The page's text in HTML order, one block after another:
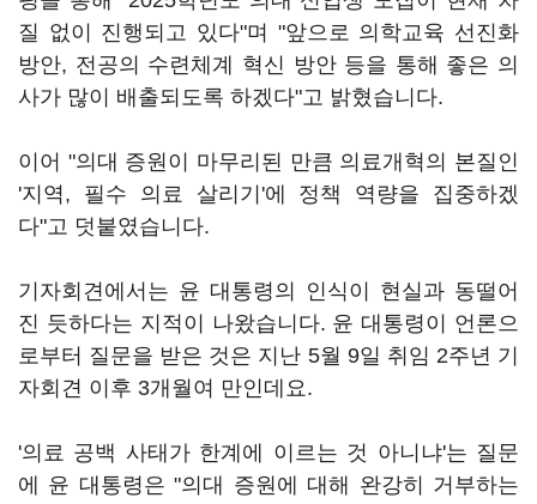
질 없이 진행되고 있다"며 "앞으로 의학교육 선진화
방안, 전공의 수련체계 혁신 방안 등을 통해 좋은 의
사가 많이 배출되도록 하겠다"고 밝혔습니다.
이어 "의대 증원이 마무리된 만큼 의료개혁의 본질인
'지역, 필수 의료 살리기'에 정책 역량을 집중하겠
다"고 덧붙였습니다.
기자회견에서는 윤 대통령의 인식이 현실과 동떨어
진 듯하다는 지적이 나왔습니다. 윤 대통령이 언론으
로부터 질문을 받은 것은 지난 5월 9일 취임 2주년 기
자회견 이후 3개월여 만인데요.
'의료 공백 사태가 한계에 이르는 것 아니냐'는 질문
에 윤 대통령은 "의대 증원에 대해 완강히 거부하는